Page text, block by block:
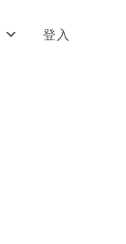
登入